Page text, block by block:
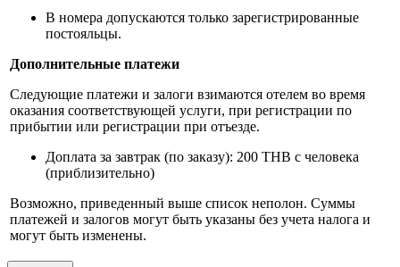
В номера допускаются только зарегистрированные
постояльцы.
Дополнительные платежи
Следующие платежи и залоги взимаются отелем во время
оказания соответствующей услуги, при регистрации по
прибытии или регистрации при отъезде.
Доплата за завтрак (по заказу): 200 THB с человека
(приблизительно)
Возможно, приведенный выше список неполон. Суммы
платежей и залогов могут быть указаны без учета налога и
могут быть изменены.